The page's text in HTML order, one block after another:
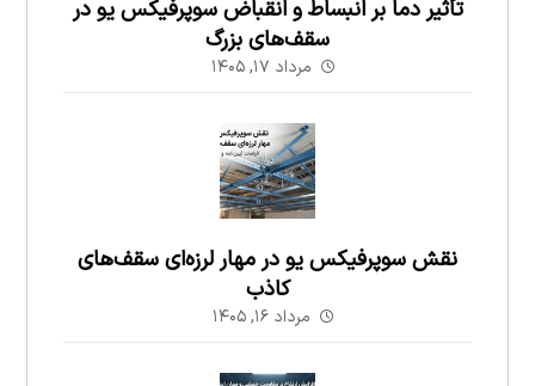
تأثیر دما بر انبساط و انقباض سوپرفیکس یو در
سقف‌های بزرگ
مرداد ۱۷, ۱۴۰۵
نقش سوپرفیکس یو در مهار لرزه‌ای سقف‌های
کاذب
مرداد ۱۶, ۱۴۰۵